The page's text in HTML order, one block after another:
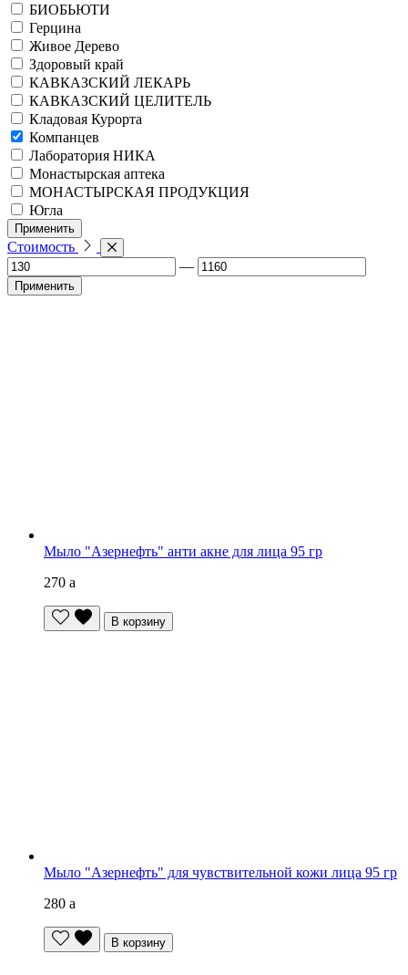
БИОБЬЮТИ
Герцина
Живое Дерево
Здоровый край
КАВКАЗСКИЙ ЛЕКАРЬ
КАВКАЗСКИЙ ЦЕЛИТЕЛЬ
Кладовая Курорта
Компанцев
Лаборатория НИКА
Монастырская аптека
МОНАСТЫРСКАЯ ПРОДУКЦИЯ
Югла
Применить
Стоимость
—
Применить
Мыло "Азернефть" анти акне для лица 95 гр
270 a
В корзину
Мыло "Азернефть" для чувствительной кожи лица 95 гр
280 a
В корзину